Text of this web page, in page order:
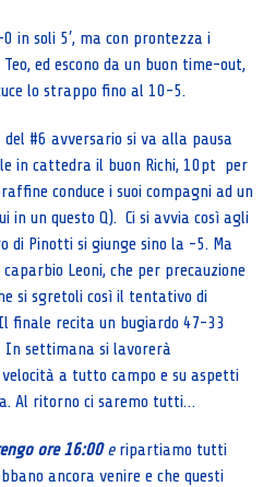
in soli 5′, ma con prontezza i
ed escono da un buon time-out,
lo strappo fino al 10-5.
del #6 avversario si va alla pausa
in cattedra il buon Richi, 10pt per
conduce i suoi compagni ad un
un questo Q). Ci si avvia così agli
di Pinotti si giunge sino la -5. Ma
Leoni, che per precauzione
si sgretoli così il tentativo di
finale recita un bugiardo 47-33
settimana si lavorerà
a tutto campo e su aspetti
Al ritorno ci saremo tutti…
ore 16:00e ripartiamo tutti
ancora venire e che questi